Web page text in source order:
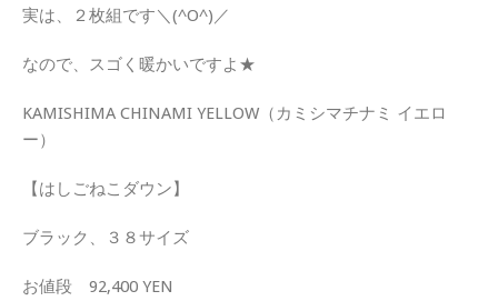
実は、２枚組です＼(^O^)／
なので、スゴく暖かいですよ★
KAMISHIMA CHINAMI YELLOW（カミシマチナミ イエロ
ー）
【はしごねこダウン】
ブラック、３８サイズ
お値段 92,400 YEN